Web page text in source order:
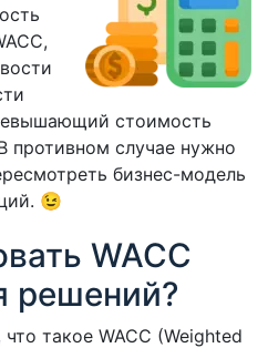
стоимость
противном случае нужно
бизнес-модель
😉
WACC
решений?
такое WACC (Weighted